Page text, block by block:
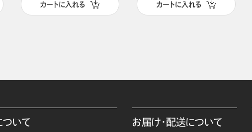
カートに入れる カートに入れる
いて お届け・配送について